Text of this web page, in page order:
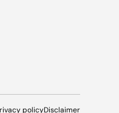
policyDisclaimer